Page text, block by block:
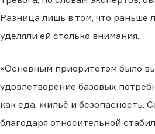
Разница лишь в том, что раньше
уделяли ей столько внимания.
«Основным приоритетом было
удовлетворение базовых
как еда, жильё и безопасность.
благодаря относительной